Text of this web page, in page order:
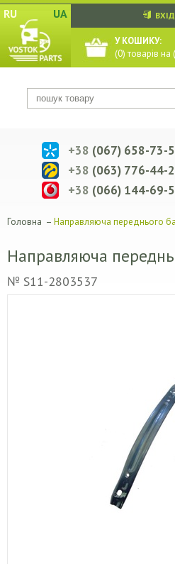
RU UA ВХІД
У КОШИКУ:
(0) товарів на (
+38 (067) 658-73-
+38 (063) 776-44-
+38 (066) 144-69-
Головна – Направляюча переднього
Направляюча
№ S11-2803537